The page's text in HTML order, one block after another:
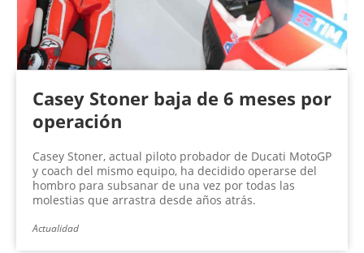
Casey Stoner baja de 6 meses por
operación
Casey Stoner, actual piloto probador de Ducati MotoGP
y coach del mismo equipo, ha decidido operarse del
hombro para subsanar de una vez por todas las
molestias que arrastra desde años atrás.
Actualidad